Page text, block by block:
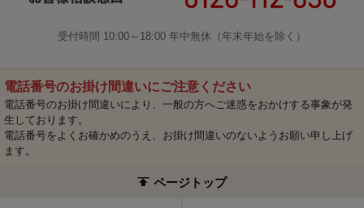
受付時間 10:00～18:00 年中無休（年末年始を除く）
電話番号のお掛け間違いにご注意ください
電話番号のお掛け間違いにより、一般の方へご迷惑をおかけする事象が発
生しております。
電話番号をよくお確かめのうえ、お掛け間違いのないようお願い申し上げ
ます。
ページトップ